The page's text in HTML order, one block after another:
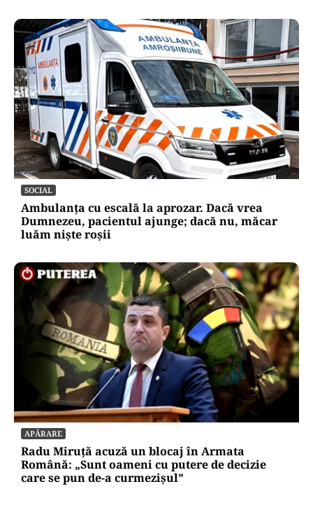
LIFESTYLE
Ce se pune la rădăcina leușteanului ca să
crească de doi metri. Calendarul care îți
dublează recolta de frunze
SOCIAL
Ambulanța cu escală la aprozar. Dacă vrea
Dumnezeu, pacientul ajunge; dacă nu, măcar
luăm niște roșii